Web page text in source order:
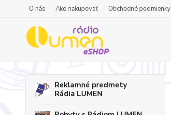
O nás Ako nakupovať Obchodné podmienky
Reklamné predmety
Rádia LUMEN